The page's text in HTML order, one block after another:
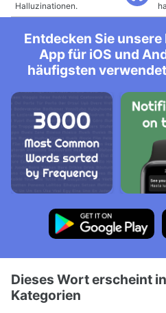
Halluzinationen.
Entdecken Sie
App für iOS und
häufigsten
Dieses Wort erscheint
Kategorien